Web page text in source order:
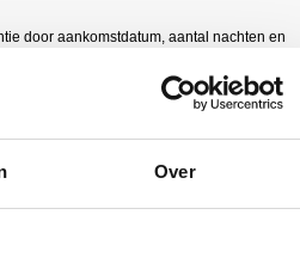
Over
door aankomstdatum, aantal nachten en